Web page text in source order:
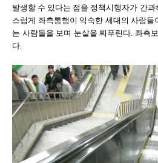
발생할 수 있다는 점을 정책시행자가 간
스럽게 좌측통행이 익숙한 세대의 사람
는 사람들을 보며 눈살을 찌푸린다. 좌측
다.